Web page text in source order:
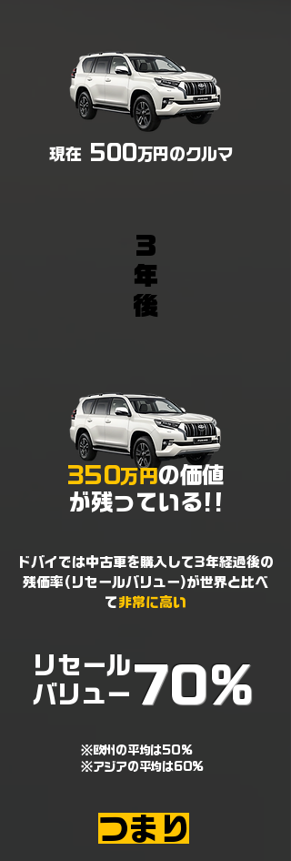
​現在 500万円のクルマ
3
年
後
350万円の価値
が残っている!!
​ドバイでは中古車を購入して3年経過後の
残価率(リセールバリュー)が世界と比べ
て 非常に高い​
​リセール
バリュー70%
※欧州の平均は50%
​※アジアの平均は60%
​つまり